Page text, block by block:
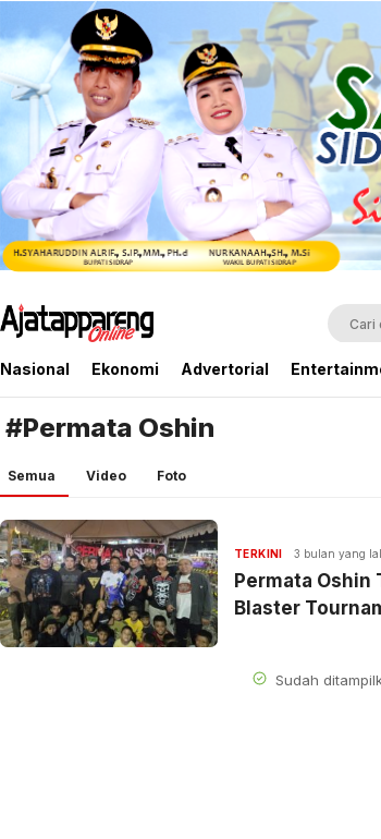
Ajatappareng Online
Media Terpercaya Anda
Nasional Ekonomi Advertorial
#Permata Oshin
Semua Video Foto
TERKINI 3 bulan yang
Permata Oshin
Blaster
Sudah